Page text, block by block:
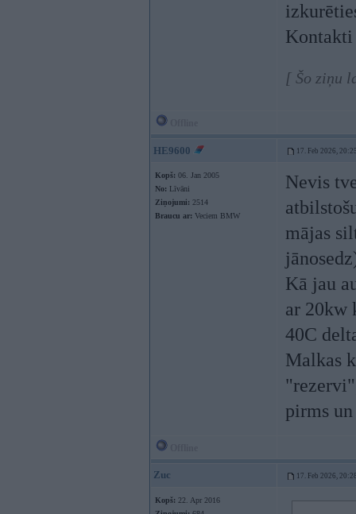
Kontakti
[ Šo ziņu
HE9600 17. Feb 2026,
Kopš: 06. Jan 2005
No: Līvāni
Ziņojumi: 2514
Braucu ar: Veciem BMW
Nevis
mājas
Kā jau
ar 20kw
40C
Malkas
pirms
Zuc 17. Feb 2026,
Kopš: 22. Apr 2016